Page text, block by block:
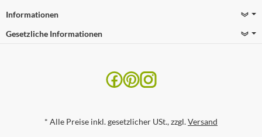
Informationen
Gesetzliche Informationen
* Alle Preise inkl. gesetzlicher USt., zzgl.Versand